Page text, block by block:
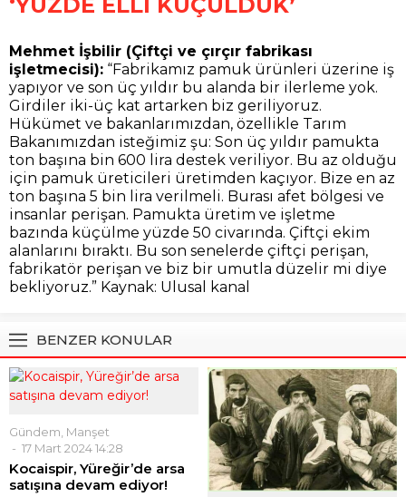
Mehmet İşbilir (Çiftçi ve çırçır fabrikası
işletmecisi): “Fabrikamız pamuk ürünleri üzerine iş
yapıyor ve son üç yıldır bu alanda bir ilerleme yok.
Girdiler iki-üç kat artarken biz geriliyoruz.
Hükümet ve bakanlarımızdan, özellikle Tarım
Bakanımızdan isteğimiz şu: Son üç yıldır pamukta
ton başına bin 600 lira destek veriliyor. Bu az olduğu
için pamuk üreticileri üretimden kaçıyor. Bize en az
ton başına 5 bin lira verilmeli. Burası afet bölgesi ve
insanlar perişan. Pamukta üretim ve işletme
bazında küçülme yüzde 50 civarında. Çiftçi ekim
alanlarını bıraktı. Bu son senelerde çiftçi perişan,
fabrikatör perişan ve biz bir umutla düzelir mi diye
bekliyoruz.” Kaynak: Ulusal kanal
BENZER KONULAR
Gündem Manşet
17 Mart 2024 14:28
Kocaispir, Yüreğir’de arsa
satışına devam ediyor!